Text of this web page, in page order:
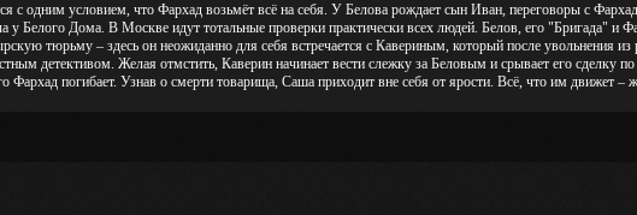
с одним условием, что Фархад возьмёт всё на себя. У Белова рождает сын Иван, переговоры с
у Белого Дома. В Москве идут тотальные проверки практически всех людей. Белов, его "Бригада" и
тюрьму – здесь он неожиданно для себя встречается с Кавериным, который после увольнения из
детективом. Желая отмстить, Каверин начинает вести слежку за Беловым и срывает его сделку
Фархад погибает. Узнав о смерти товарища, Саша приходит вне себя от ярости. Всё, что им движет –